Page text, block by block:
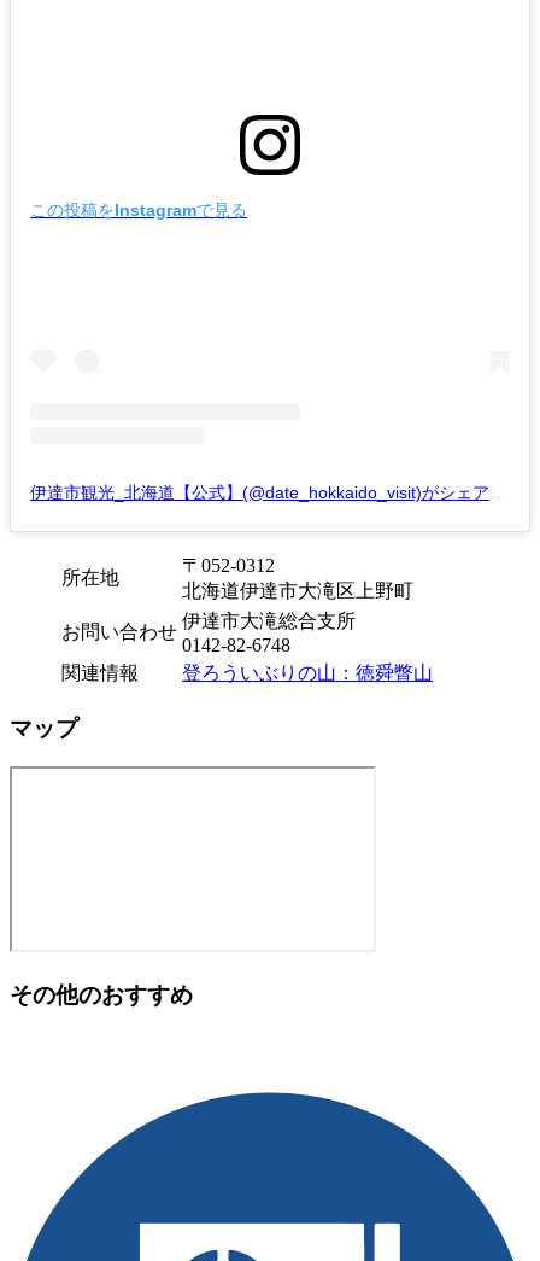
この投稿をInstagramで見る
所在地
〒052-0312
北海道伊達市大滝区上野町
お問い合わせ
伊達市大滝総合支所
0142-82-6748
関連情報
登ろういぶりの山：徳舜瞥山
マップ
その他のおすすめ